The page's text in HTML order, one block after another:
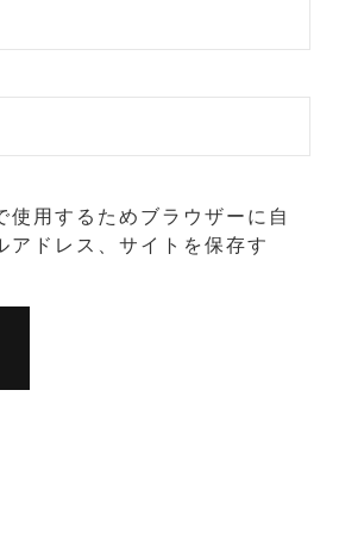
使用するためブラウザーに自
アドレス、サイトを保存す